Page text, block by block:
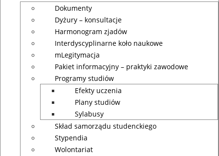
Dokumenty
Dyżury – konsultacje
Harmonogram zjadów
Interdyscyplinarne koło naukowe
mLegitymacja
Pakiet informacyjny – praktyki zawodowe
Programy studiów
Efekty uczenia
Plany studiów
Sylabusy
Skład samorządu studenckiego
Stypendia
Wolontariat